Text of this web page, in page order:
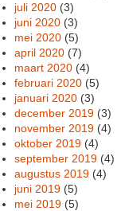
juli 2020 (3)
juni 2020 (3)
mei 2020 (5)
april 2020 (7)
maart 2020 (4)
februari 2020 (5)
januari 2020 (3)
december 2019 (3)
november 2019 (4)
oktober 2019 (4)
september 2019 (4)
augustus 2019 (4)
juni 2019 (5)
mei 2019 (5)